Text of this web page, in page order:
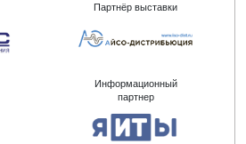
Партнёр выставки
Информационный
партнер